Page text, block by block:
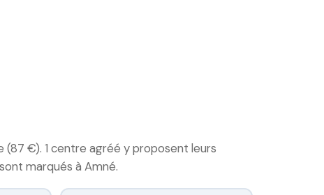
(87 €). 1 centre agréé y proposent leurs
marqués à Amné.